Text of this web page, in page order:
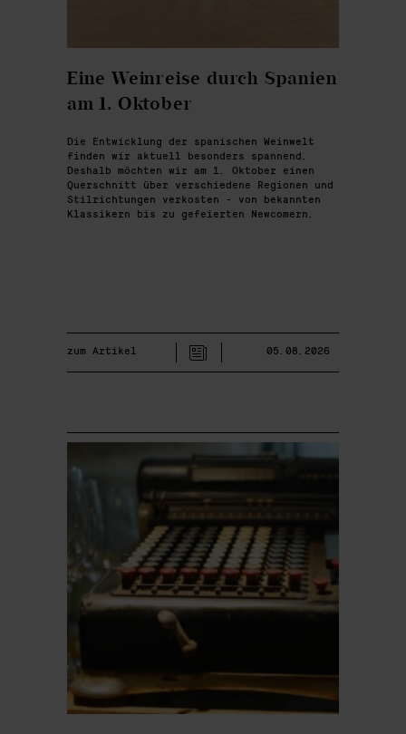
Eine Weinreise durch Spanien
am 1. Oktober
Die Entwicklung der spanischen Weinwelt
finden wir aktuell besonders spannend.
Deshalb möchten wir am 1. Oktober einen
Querschnitt über verschiedene Regionen und
Stilrichtungen verkosten - von bekannten
Klassikern bis zu gefeierten Newcomern.
zum Artikel 05.08.2026